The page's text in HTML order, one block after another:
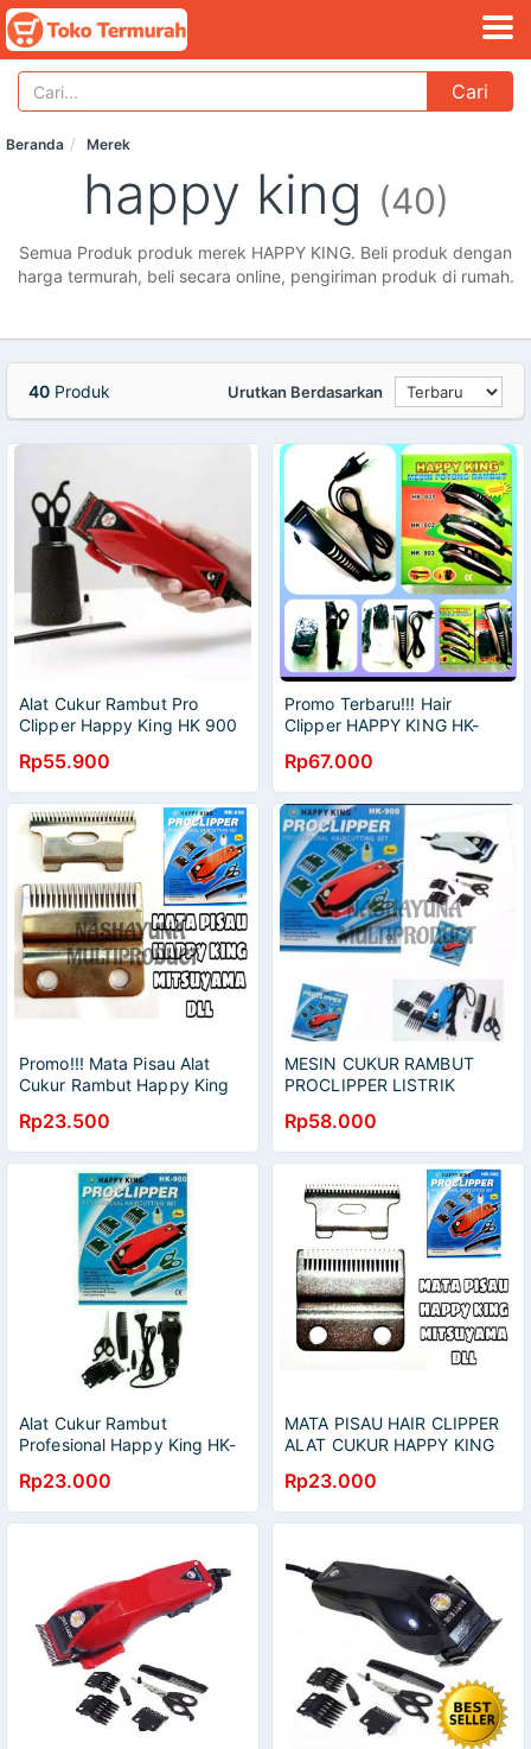
Cari
Beranda Merek
happy king (40)
Semua Produk produk merek HAPPY KING. Beli produk dengan
harga termurah, beli secara online, pengiriman produk di rumah.
40 Produk Urutkan Berdasarkan
Alat Cukur Rambut Pro
Clipper Happy King HK 900
Rp55.900
Promo Terbaru!!! Hair
Clipper HAPPY KING HK-
rambut Full Pisau Stainless
Steel/Random
Rp67.000
Promo!!! Mata Pisau Alat
Cukur Rambut Happy King
Rp23.500
MESIN CUKUR RAMBUT
PROCLIPPER LISTRIK
DILENGKAPI MATA PISAU
SUPER TAJAM
Rp58.000
Alat Cukur Rambut
Profesional Happy King HK-
Rp23.000
MATA PISAU HAIR CLIPPER
ALAT CUKUR HAPPY KING
Rp23.000